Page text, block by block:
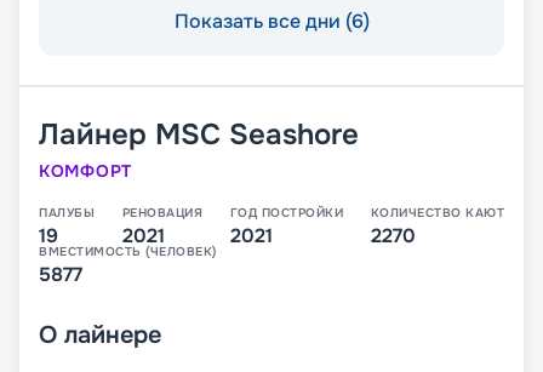
Показать все дни (6)
Лайнер MSC Seashore
КОМФОРТ
ПАЛУБЫ
19
РЕНОВАЦИЯ
2021
ГОД ПОСТРОЙКИ
2021
КОЛИЧЕСТВО КАЮТ
2270
ВМЕСТИМОСТЬ (ЧЕЛОВЕК)
5877
О лайнере